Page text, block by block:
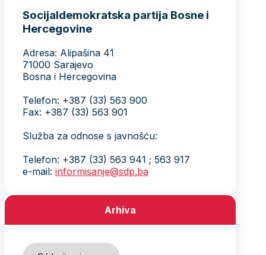
Socijaldemokratska partija Bosne i
Hercegovine
Adresa: Alipašina 41
71000 Sarajevo
Bosna i Hercegovina
Telefon: +387 (33) 563 900
Fax: +387 (33) 563 901
Služba za odnose s javnošću:
Telefon: +387 (33) 563 941 ; 563 917
e-mail: informisanje@sdp.ba
Arhiva
Arhiva